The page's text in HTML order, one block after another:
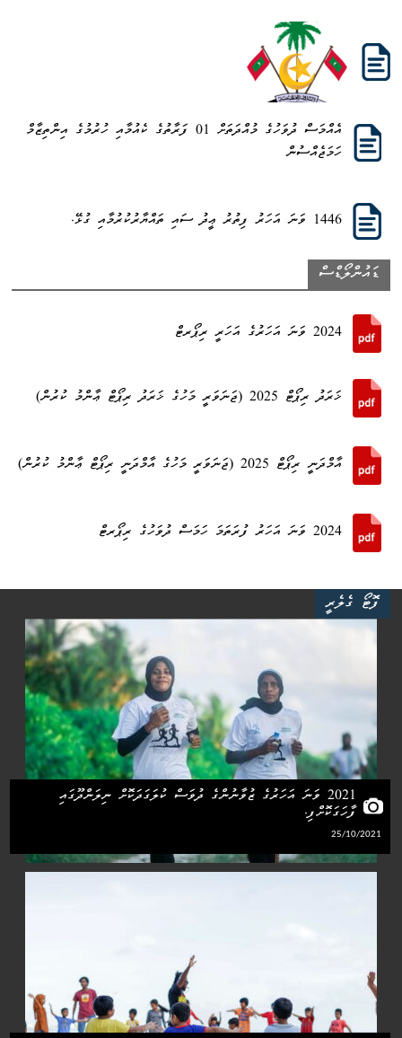
އެއްމަސް ދުވަހުގެ މުއްދަތަށް 01 ފަރާތުގެ ކެއުމާއި ހުރުމުގެ އިންތިޒާމް
ހަމަޖެއްސުން
1446 ވަނަ އަހަރު ފިތުރު ޢީދު ސައި ތައްޔާރުކުރުމާއި ގުޅޭ.
ޑައުންލޯޑްސް
2024 ވަނަ އަހަރުގެ އަހަރީ ރިޕޯރޓް
ޚަރަދު ރިޕޯޓް 2025 (ޖަނަވަރީ މަހުގެ ޚަރަދު ރިޕޯޓް ޢާންމު ކުރުން)
އާމްދަނީ ރިޕޯޓް 2025 (ޖަނަވަރީ މަހުގެ އާމްދަނީ ރިޕޯޓް ޢާންމު ކުރުން)
2024 ވަނަ އަހަރު ފުރަތަމަ ހަމަސް ދުވަހުގެ ރިޕޯރޓް
ފޮޓޯ ގެލެރީ
2021 ވަނަ އަހަރުގެ ޒުވާނުންގެ ދުވަސް ކުލަގަދަކޮށް ނިލަންދޫގައި
ފާހަގަކޮށްފި.
25/10/2021